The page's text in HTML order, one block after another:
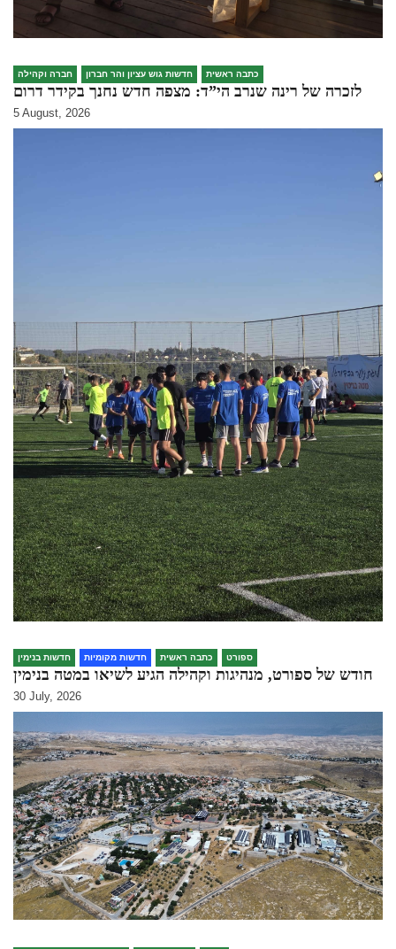
חברה וקהילה חדשות גוש עציון והר חברון כתבה ראשית
לזכרה של רינה שנרב הי”ד: מצפה חדש נחנך בקידר דרום
5 August, 2026
חדשות בנימין חדשות מקומיות כתבה ראשית ספורט
חודש של ספורט, מנהיגות וקהילה הגיע לשיאו במטה בנימין
30 July, 2026